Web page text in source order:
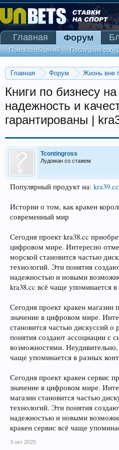
Главная Форум Жизнь вне
Книги по бизнесу
надежность и
гарантированы |
Tcontingross
Лудоман со стажем
Популярный продукт на:
Истории о том, как кракен
современный мир
Сегодня проект kra38.cc
цифровом мире. Интересно
морской становится частью
технологий. Эти понятия
надежностью и новыми
kra38.cc всё чаще упоминается в
Сегодня проект кракен магазин
значение в цифровом мире.
становится частью дискуссий о
понятия создают ассоциации с
возможностями. Неудивительно,
чаще упоминается в разных
Сегодня проект кракен сервис
значение в цифровом мире.
магазин становится частью
технологий. Эти понятия
надежностью и новыми
кракен сервис всё чаще
3 окт 2025
Главная Форум
Поиск сообщений Последние